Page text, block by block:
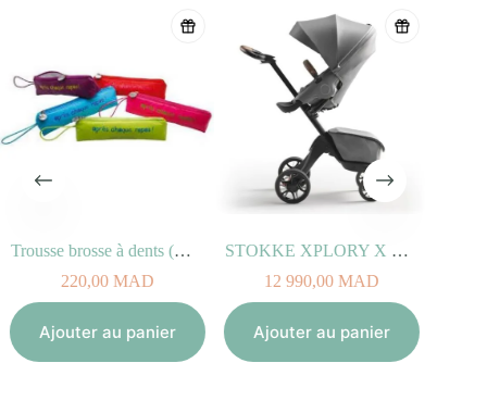
Trousse brosse à dents (Noir ou Bleu)
220,00MAD
Ajouter au panier
STOKKE XPLORY X Gris Moderne
12 990,00MAD
Ajouter au panier